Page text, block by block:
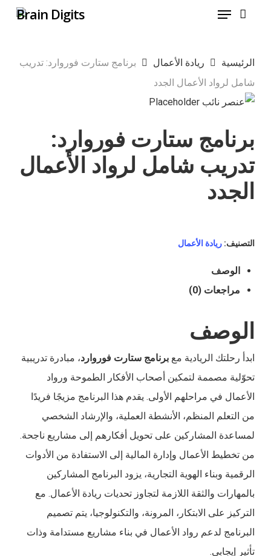
content
Menu
الرئيسية ريادة الأعمال
برنامج ستارت فوروارد: تدريب
شامل لرواد الأعمال الجدد
برنامج ستارت فوروارد:
تدريب شامل لرواد الأعمال
الجدد
التصنيف: ريادة الأعمال
الوصف
مراجعات (0)
الوصف
ابدأ رحلتك الريادية مع برنامج ستارت فوروارد، مبادرة تدريبية
تحوّلية مصممة لتمكين أصحاب الأفكار الطموحة ورواد
الأعمال في مراحلهم الأولى. يقدم هذا البرنامج مزيجًا فريدًا
من التعلم المنظم، الأنشطة العملية، والإرشاد الشخصي
لمساعدة المشاركين على تحويل أفكارهم إلى مشاريع ناجحة.
من تخطيط الأعمال وإدارة المالية إلى الاستفادة من الأدوات
الرقمية وبناء الهوية التجارية، يزود البرنامج المشاركين
بالمهارات والثقة اللازمة لتجاوز تحديات ريادة الأعمال. مع
التركيز على الابتكار، المرونة، والتكنولوجيا، يتم تصميم
البرنامج لدعم رواد الأعمال في بناء مشاريع مستدامة وذات
تأثير إيجابي.